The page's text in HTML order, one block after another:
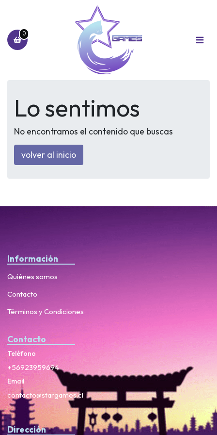
0
Lo sentimos
No encontramos el contenido que buscas
volver al inicio
Información
Quiénes somos
Contacto
Términos y Condiciones
Contacto
Teléfono
+56923959694
Email
contacto@stargames.cl
Dirección